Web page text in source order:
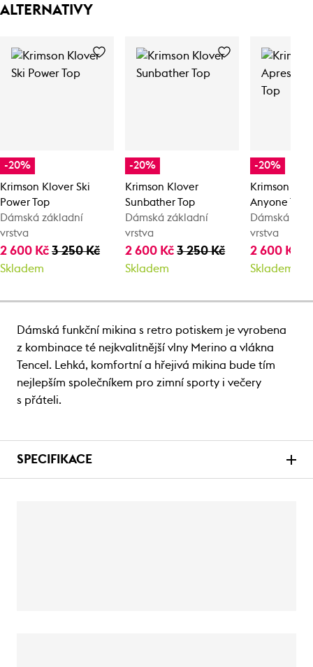
ALTERNATIVY
-20%
Krimson Klover Ski
Power Top
Dámská základní
vrstva
2 600 Kč 3 250 Kč
Skladem
-20%
Krimson Klover
Sunbather Top
Dámská základní
vrstva
2 600 Kč3 250 Kč
Skladem
-20%
Krimson
Anyone Top
Dámská
vrstva
2 600 Kč
Skladem
Dámská funkční mikina s retro potiskem je vyrobena
z kombinace té nejkvalitnější vlny Merino a vlákna
Tencel. Lehká, komfortní a hřejivá mikina bude tím
nejlepším společníkem pro zimní sporty i večery
s přáteli.
SPECIFIKACE